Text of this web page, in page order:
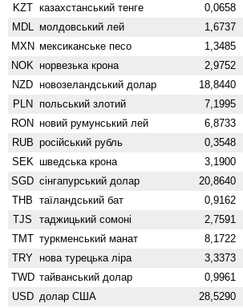
KZT казахстанський тенге 0,0658
MDL молдовський лей 1,6737
MXN мексиканське песо 1,3485
NOK норвезька крона 2,9752
NZD ново­зеландський долар 18,8440
PLN польський злотий 7,1995
RON новий румунський лей 6,8733
RUB російський рубль 0,3548
SEK шведська крона 3,1900
SGD сінгапурський долар 20,8640
THB таїландський бат 0,9162
TJS таджицький сомоні 2,7591
TMT туркменський манат 8,1722
TRY нова турецька ліра 3,3373
TWD тайванський долар 0,9961
USD долар США 28,5290